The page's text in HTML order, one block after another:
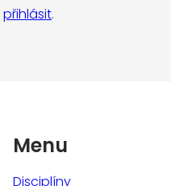
přihlásit.
Menu
Disciplíny